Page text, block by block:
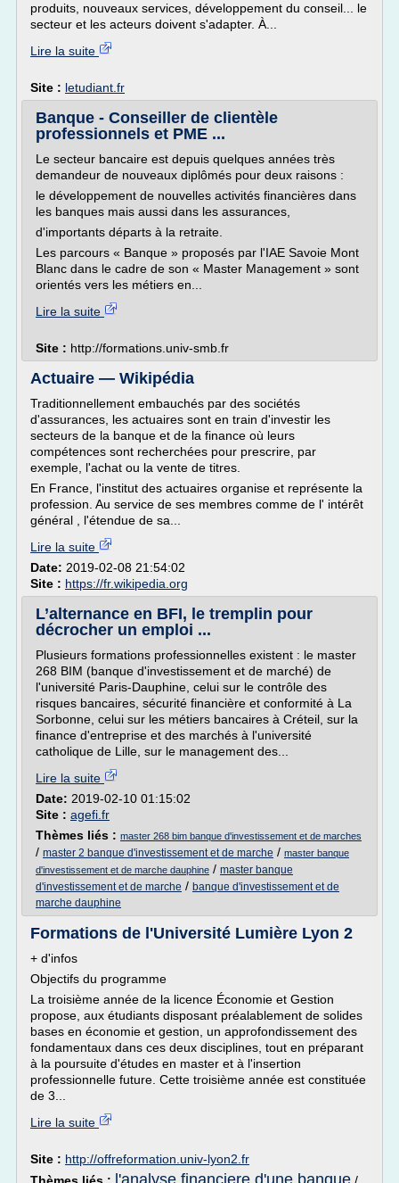
produits, nouveaux services, développement du conseil... le
secteur et les acteurs doivent s'adapter. À...
Lire la suite
Site : letudiant.fr
Banque - Conseiller de clientèle
professionnels et PME ...
Le secteur bancaire est depuis quelques années très
demandeur de nouveaux diplômés pour deux raisons :
le développement de nouvelles activités financières dans
les banques mais aussi dans les assurances,
d'importants départs à la retraite.
Les parcours « Banque » proposés par l'IAE Savoie Mont
Blanc dans le cadre de son « Master Management » sont
orientés vers les métiers en...
Lire la suite
Site : http://formations.univ-smb.fr
Actuaire — Wikipédia
Traditionnellement embauchés par des sociétés
d'assurances, les actuaires sont en train d'investir les
secteurs de la banque et de la finance où leurs
compétences sont recherchées pour prescrire, par
exemple, l'achat ou la vente de titres.
En France, l'institut des actuaires organise et représente la
profession. Au service de ses membres comme de l' intérêt
général , l'étendue de sa...
Lire la suite
Date: 2019-02-08 21:54:02
Site : https://fr.wikipedia.org
L’alternance en BFI, le tremplin pour
décrocher un emploi ...
Plusieurs formations professionnelles existent : le master
268 BIM (banque d'investissement et de marché) de
l'université Paris-Dauphine, celui sur le contrôle des
risques bancaires, sécurité financière et conformité à La
Sorbonne, celui sur les métiers bancaires à Créteil, sur la
finance d'entreprise et des marchés à l'université
catholique de Lille, sur le management des...
Lire la suite
Date: 2019-02-10 01:15:02
Site : agefi.fr
Thèmes liés : master 268 bim banque d'investissement et de marches
/ master 2 banque d'investissement et de marche / master banque
d'investissement et de marche dauphine / master banque
d'investissement et de marche / banque d'investissement et de
marche dauphine
Formations de l'Université Lumière Lyon 2
+ d'infos
Objectifs du programme
La troisième année de la licence Économie et Gestion
propose, aux étudiants disposant préalablement de solides
bases en économie et gestion, un approfondissement des
fondamentaux dans ces deux disciplines, tout en préparant
à la poursuite d'études en master et à l'insertion
professionnelle future. Cette troisième année est constituée
de 3...
Lire la suite
Site : http://offreformation.univ-lyon2.fr
l'analyse financiere d'une banque